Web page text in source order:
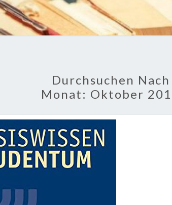
Durchsuchen Nach
Monat: Oktober